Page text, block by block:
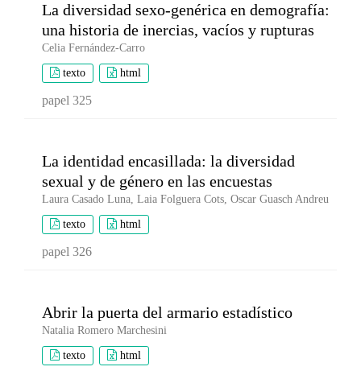
La diversidad sexo-genérica en demografía:
una historia de inercias, vacíos y rupturas
Celia Fernández-Carro
texto html
papel 325
La identidad encasillada: la diversidad
sexual y de género en las encuestas
Laura Casado Luna, Laia Folguera Cots, Oscar Guasch Andreu
texto html
papel 326
Abrir la puerta del armario estadístico
Natalia Romero Marchesini
texto html